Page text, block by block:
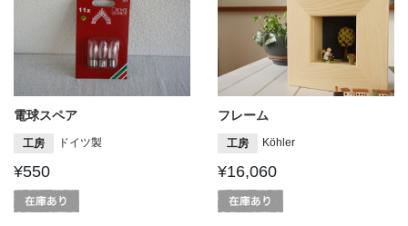
電球スペア
工房 ドイツ製
¥550
フレーム
工房 Köhler
¥16,060